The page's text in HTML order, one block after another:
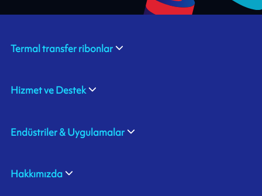
Termal transfer ribonlar
Hizmet ve Destek
Endüstriler & Uygulamalar
Hakkımızda